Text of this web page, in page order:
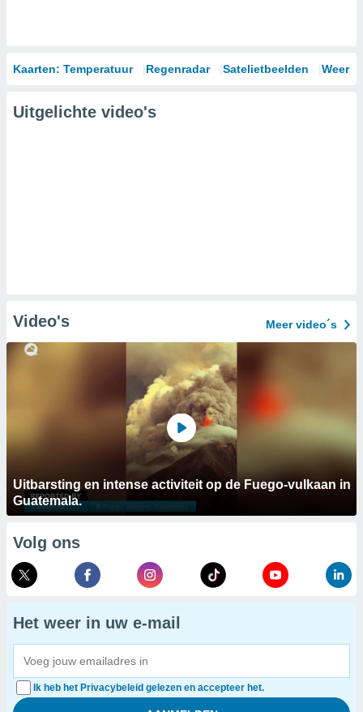
Kaarten: Temperatuur Regenradar Satelietbeelden
Uitgelichte video's
Video's Meer video´s
Uitbarsting en intense activiteit op de Fuego-vulkaan in
Guatemala.
Volg ons
Het weer in uw e-mail
Ik heb het Privacybeleid gelezen en accepteer het.